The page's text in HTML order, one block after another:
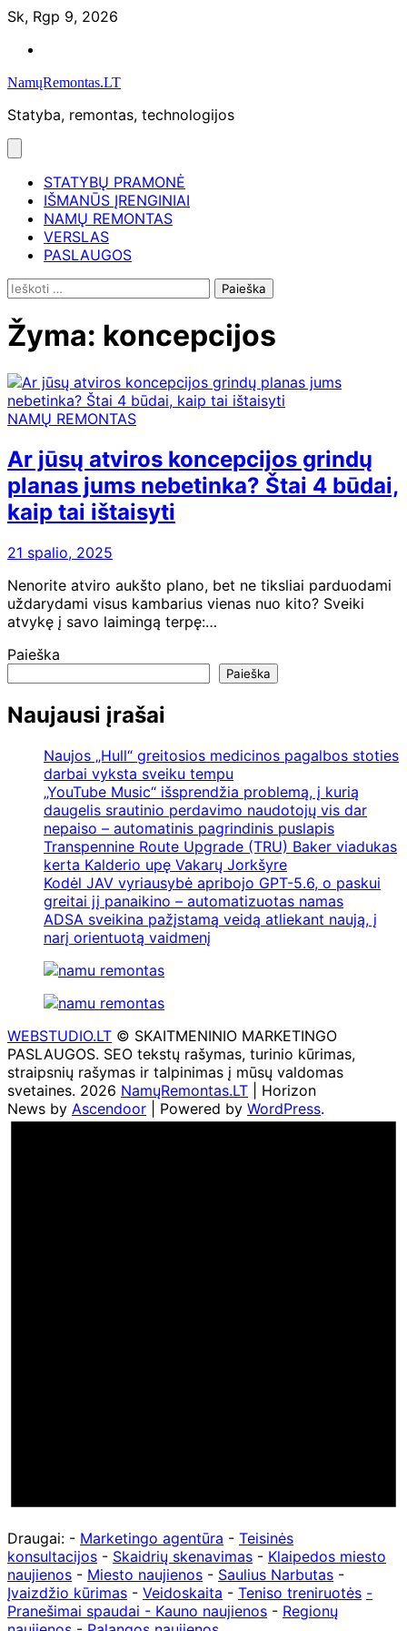
Skip
content
Sk, Rgp 9, 2026
NamųRemontas.LT
Statyba, remontas, technologijos
STATYBŲ PRAMONĖ
IŠMANŪS ĮRENGINIAI
NAMŲ REMONTAS
VERSLAS
PASLAUGOS
Ieškoti:
Žyma: koncepcijos
NAMŲ REMONTAS
Ar jūsų atviros koncepcijos grindų
planas jums nebetinka? Štai 4 būdai,
kaip tai ištaisyti
21 spalio, 2025
Nenorite atviro aukšto plano, bet ne tiksliai parduodami
uždarydami visus kambarius vienas nuo kito? Sveiki
atvykę į savo laimingą terpę:…
Paieška
Paieška
Naujausi įrašai
Naujos „Hull“ greitosios medicinos pagalbos stoties
darbai vyksta sveiku tempu
„YouTube Music“ išsprendžia problemą, į kurią
daugelis srautinio perdavimo naudotojų vis dar
nepaiso – automatinis pagrindinis puslapis
Transpennine Route Upgrade (TRU) Baker viadukas
kerta Kalderio upę Vakarų Jorkšyre
Kodėl JAV vyriausybė apribojo GPT-5.6, o paskui
greitai jį panaikino – automatizuotas namas
ADSA sveikina pažįstamą veidą atliekant naują, į
narį orientuotą vaidmenį
WEBSTUDIO.LT © SKAITMENINIO MARKETINGO
PASLAUGOS. SEO tekstų rašymas, turinio kūrimas,
straipsnių rašymas ir talpinimas į mūsų valdomas
svetaines. 2026 NamųRemontas.LT | Horizon
News by Ascendoor | Powered by WordPress.
Draugai: - Marketingo agentūra - Teisinės
konsultacijos - Skaidrių skenavimas - Klaipedos miesto
naujienos - Miesto naujienos - Saulius Narbutas -
Įvaizdžio kūrimas - Veidoskaita - Teniso treniruotės -
Pranešimai spaudai - Kauno naujienos - Regionų